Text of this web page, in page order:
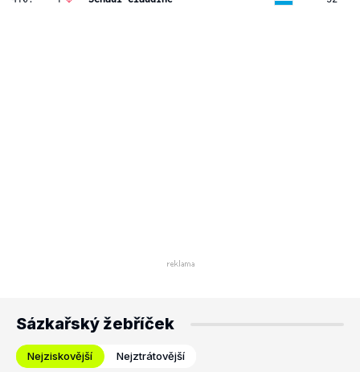
Sázkařský žebříček
Nejziskovější Nejztrátovější